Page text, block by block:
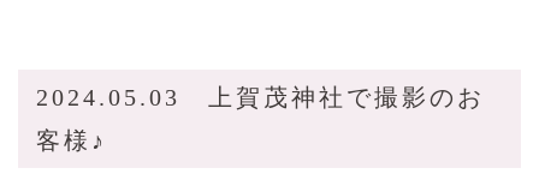
2024.05.03 上賀茂神社で撮影のお
客様♪